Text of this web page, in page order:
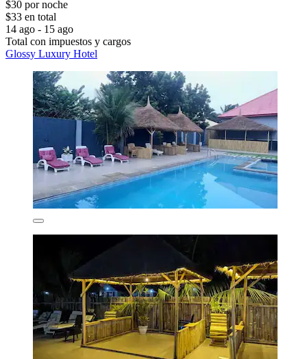
$30 por noche
$33 en total
14 ago - 15 ago
Total con impuestos y cargos
Glossy Luxury Hotel